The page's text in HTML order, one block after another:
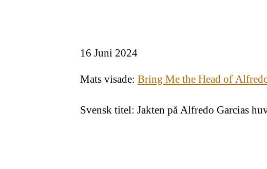
16 Juni 2024
Mats visade: Bring Me the Head of
Svensk titel: Jakten på Alfredo Garcias